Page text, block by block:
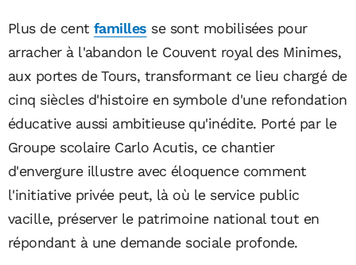
Plus de cent familles se sont mobilisées pour
arracher à l'abandon le Couvent royal des Minimes,
aux portes de Tours, transformant ce lieu chargé de
cinq siècles d'histoire en symbole d'une refondation
éducative aussi ambitieuse qu'inédite. Porté par le
Groupe scolaire Carlo Acutis, ce chantier
d'envergure illustre avec éloquence comment
l'initiative privée peut, là où le service public
vacille, préserver le patrimoine national tout en
répondant à une demande sociale profonde.